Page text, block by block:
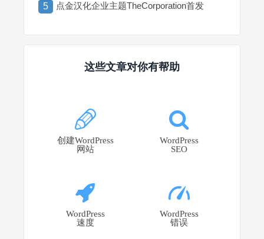
5 点金汉化企业主题TheCorporation首发
这些文章对你有帮助
创建WordPress
网站
WordPress
SEO
WordPress
速度
WordPress
错误